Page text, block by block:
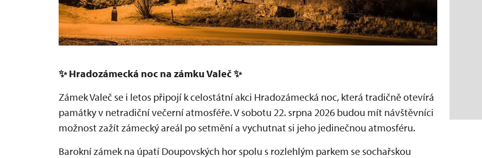
✨Hradozámecká noc na zámku Valeč✨
Zámek Valeč se i letos připojí k celostátní akci Hradozámecká noc, která tradičně otevírá
památky v netradiční večerní atmosféře. V sobotu 22. srpna 2026 budou mít návštěvníci
možnost zažít zámecký areál po setmění a vychutnat si jeho jedinečnou atmosféru.
Barokní zámek na úpatí Doupovských hor spolu s rozlehlým parkem se sochařskou